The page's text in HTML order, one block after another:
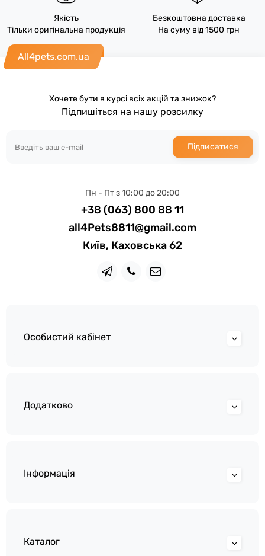
Якість
Тільки оригінальна продукція
Безкоштовна доставка
На суму від 1500 грн
All4pets.com.ua
Хочете бути в курсі всіх акцій та знижок?
Підпишіться на нашу розсилку
Підписатися
Пн - Пт з 10:00 до 20:00
+38 (063) 800 88 11
all4Pets8811@gmail.com
Київ, Каховська 62
Особистий кабінет
Додатково
Інформація
Каталог